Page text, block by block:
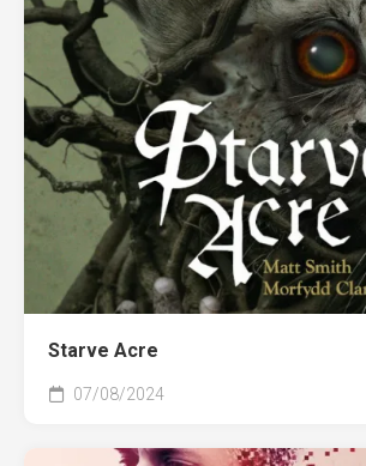
Starve Acre
07/08/2024